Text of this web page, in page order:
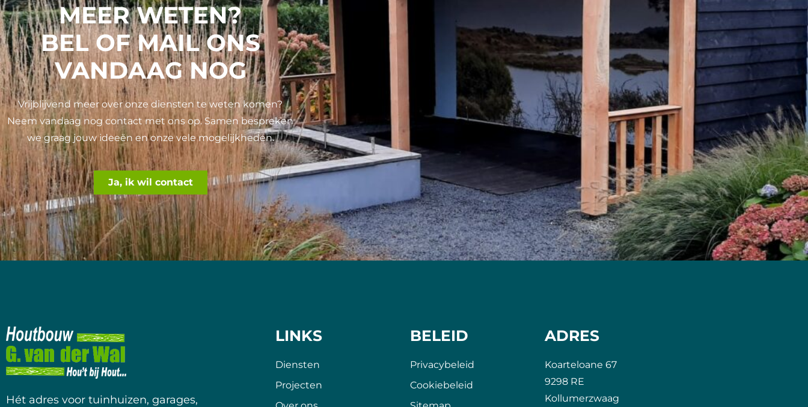
MEER WETEN?
BEL OF MAIL ONS
VANDAAG NOG
Vrijblijvend meer over onze diensten te weten komen?
Neem vandaag nog contact met ons op. Samen bespreken
we graag jouw ideeën en onze vele mogelijkheden.
Ja, ik wil contact
Hét adres voor tuinhuizen, garages,
LINKS
Diensten
Projecten
BELEID
Privacybeleid
Cookiebeleid
ADRES
Koarteloane 67
9298 RE
Kollumerzwaag